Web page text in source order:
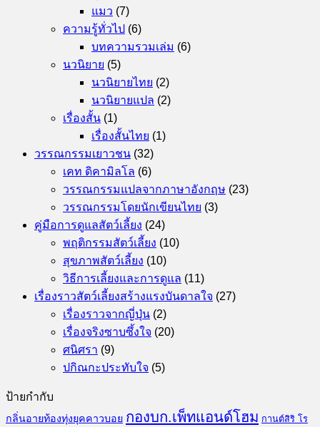
แมว (7)
ความรู้ทั่วไป (6)
บทความรวมเล่ม (6)
นวนิยาย (5)
นวนิยายไทย (2)
นวนิยายแปล (2)
เรื่องสั้น (1)
เรื่องสั้นไทย (1)
วรรณกรรมเยาวชน (32)
เคท ดิคามิลโล (6)
วรรณกรรมแปลจากภาษาอังกฤษ (23)
วรรณกรรมโดยนักเขียนไทย (3)
คู่มือการดูแลสัตว์เลี้ยง (24)
พฤติกรรมสัตว์เลี้ยง (10)
สุขภาพสัตว์เลี้ยง (10)
วิธีการเลี้ยงและการดูแล (11)
เรื่องราวสัตว์เลี้ยงสร้างแรงบันดาลใจ (27)
เรื่องราวจากญี่ปุ่น (2)
เรื่องจริงซาบซึ้งใจ (20)
ศนิศรา (9)
ปกิณกะประทับใจ (5)
ป้ายกำกับ
กลิ่นอายท้องทุ่งยุคคาวบอย กองบก.เพ็ทแอนด์โฮม กานต์สิริ โร